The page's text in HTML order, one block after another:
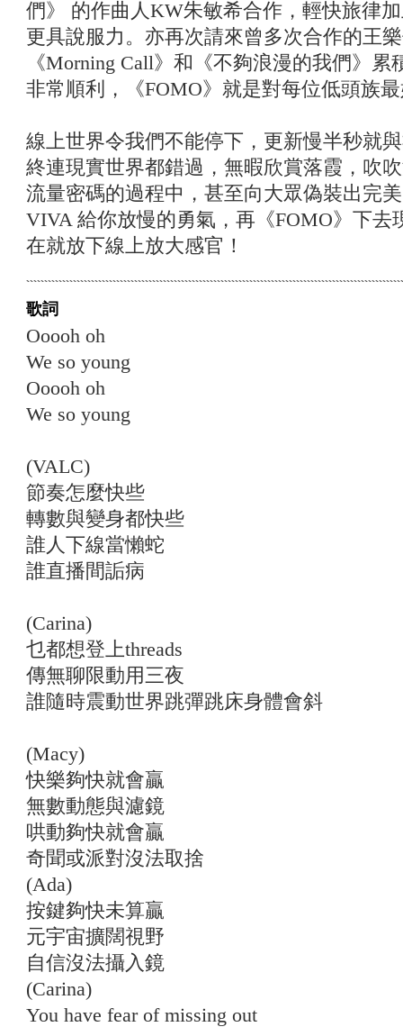
們》 的作曲人KW朱敏希合作，輕快旅律
更具說服力。亦再次請來曾多次合作的王
《Morning Call》和《不夠浪漫的我們》
非常順利，《FOMO》就是對每位低頭族
線上世界令我們不能停下，更新慢半秒就
終連現實世界都錯過，無暇欣賞落霞，吹
流量密碼的過程中，甚至向大眾偽裝出完
VIVA 給你放慢的勇氣，再《FOMO》下去
在就放下線上放大感官！
歌詞
Ooooh oh
We so young
Ooooh oh
We so young
(VALC)
節奏怎麼快些
轉數與變身都快些
誰人下線當懶蛇
誰直播間詬病
(Carina)
乜都想登上threads
傳無聊限動用三夜
誰隨時震動世界跳彈跳床身體會斜
(Macy)
快樂夠快就會贏
無數動態與濾鏡
哄動夠快就會贏
奇聞或派對沒法取捨
(Ada)
按鍵夠快未算贏
元宇宙擴闊視野
自信沒法攝入鏡
(Carina)
You have fear of missing out